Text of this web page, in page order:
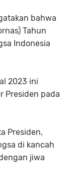
bahwa
Tahun
Indonesia
2023 ini
Presiden pada
Presiden,
di kancah
jiwa